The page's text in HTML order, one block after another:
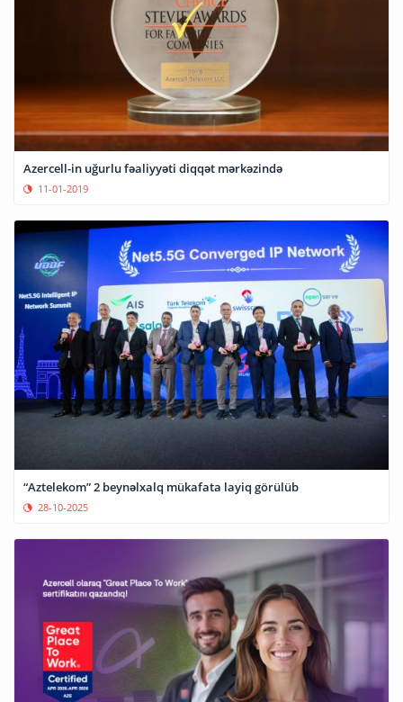
Azercell-in uğurlu fəaliyyəti diqqət mərkəzində
11-01-2019
“Aztelekom” 2 beynəlxalq mükafata layiq görülüb
28-10-2025